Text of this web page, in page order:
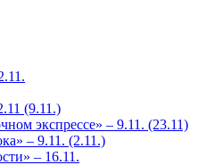
(9.11.)
экспрессе» – 9.11. (23.11)
– 9.11. (2.11.)
– 16.11.